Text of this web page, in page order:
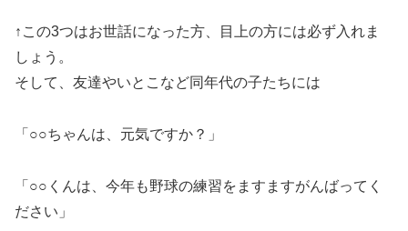
↑この3つはお世話になった方、目上の方には必ず入れま
しょう。
そして、友達やいとこなど同年代の子たちには
「○○ちゃんは、元気ですか？」
「○○くんは、今年も野球の練習をますますがんばってく
ださい」